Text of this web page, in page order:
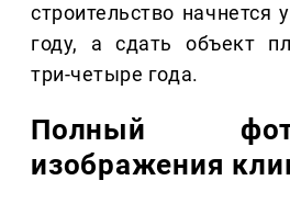
строительство
году, а сдать объект
три-четыре года.
Полный
изображения